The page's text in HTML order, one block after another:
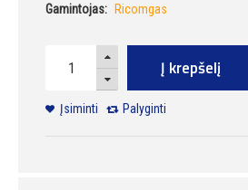
Gamintojas:
Ricomgas
Į krepšelį
Įsiminti Palyginti